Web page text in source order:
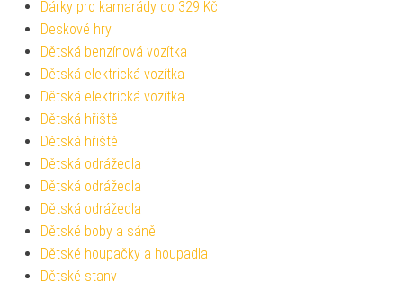
Dárky pro kamarády do 329 Kč
Deskové hry
Dětská benzínová vozítka
Dětská elektrická vozítka
Dětská elektrická vozítka
Dětská hřiště
Dětská hřiště
Dětská odrážedla
Dětská odrážedla
Dětská odrážedla
Dětské boby a sáně
Dětské houpačky a houpadla
Dětské stany